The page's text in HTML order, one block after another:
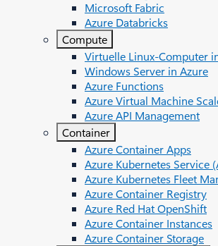
Microsoft Fabric
Azure Databricks
Compute
Virtuelle Linux-Computer
Windows Server in Azure
Azure Functions
Azure Virtual Machine
Azure API Management
Container
Azure Container Apps
Azure Kubernetes Service
Azure Kubernetes Fleet
Azure Container Registry
Azure Red Hat OpenShift
Azure Container Instances​
Azure Container Storage